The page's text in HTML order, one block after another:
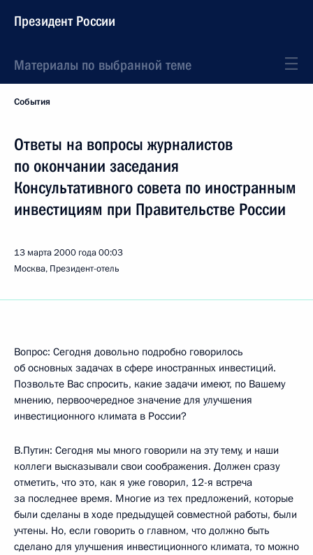
Президент России
Материалы по выбранной теме
События
Ответы на вопросы журналистов
по окончании заседания
Консультативного совета по иностранным
инвестициям при Правительстве России
13 марта 2000 года00:03
Москва, Президент-отель
Вопрос: Сегодня довольно подробно говорилось
об основных задачах в сфере иностранных инвестиций.
Позвольте Вас спросить, какие задачи имеют, по Вашему
мнению, первоочередное значение для улучшения
инвестиционного климата в России?
В.Путин: Сегодня мы много говорили на эту тему, и наши
коллеги высказывали свои соображения. Должен сразу
отметить, что это, как я уже говорил, 12-я встреча
за последнее время. Многие из тех предложений, которые
были сделаны в ходе предыдущей совместной работы, были
учтены. Но, если говорить о главном, что должно быть
сделано для улучшения инвестиционного климата, то можно